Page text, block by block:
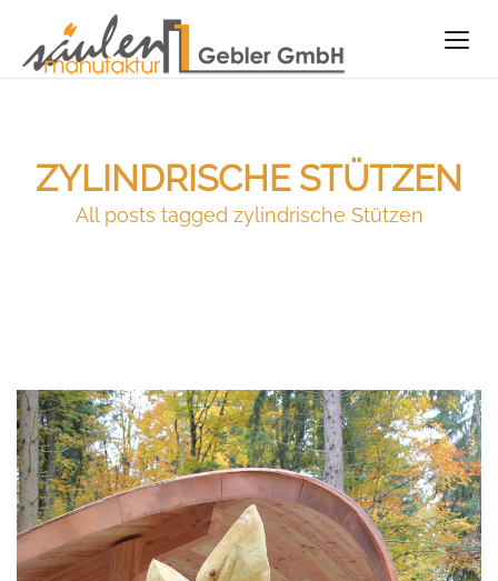
ZYLINDRISCHE STÜTZEN
All posts tagged zylindrische Stützen